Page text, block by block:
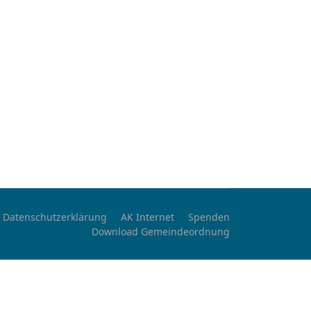
Datenschutzerklärung AK Internet
Spenden
Download Gemeindeordnung